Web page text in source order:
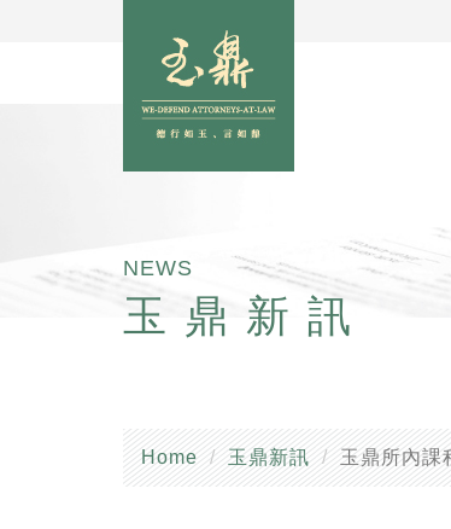
NEWS
玉鼎新訊
Home 玉鼎新訊 玉鼎所內